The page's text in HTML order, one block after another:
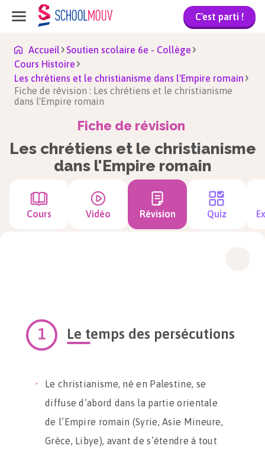
C'est parti !
Accueil
Soutien scolaire 6e - Collège
Cours Histoire
Les chrétiens et le christianisme dans l'Empire romain
Fiche de révision : Les chrétiens et le christianisme
dans l'Empire romain
Fiche de révision
Les chrétiens et le christianisme
dans l'Empire romain
Cours Vidéo Révision Quiz
Le temps des persécutions
Le christianisme, né en Palestine, se
diffuse d’abord dans la partie orientale
de l’Empire romain (Syrie, Asie Mineure,
Grèce, Libye), avant de s’étendre à tout